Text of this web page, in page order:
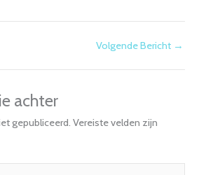
Volgende Bericht →
achter
gepubliceerd. Vereiste velden zijn